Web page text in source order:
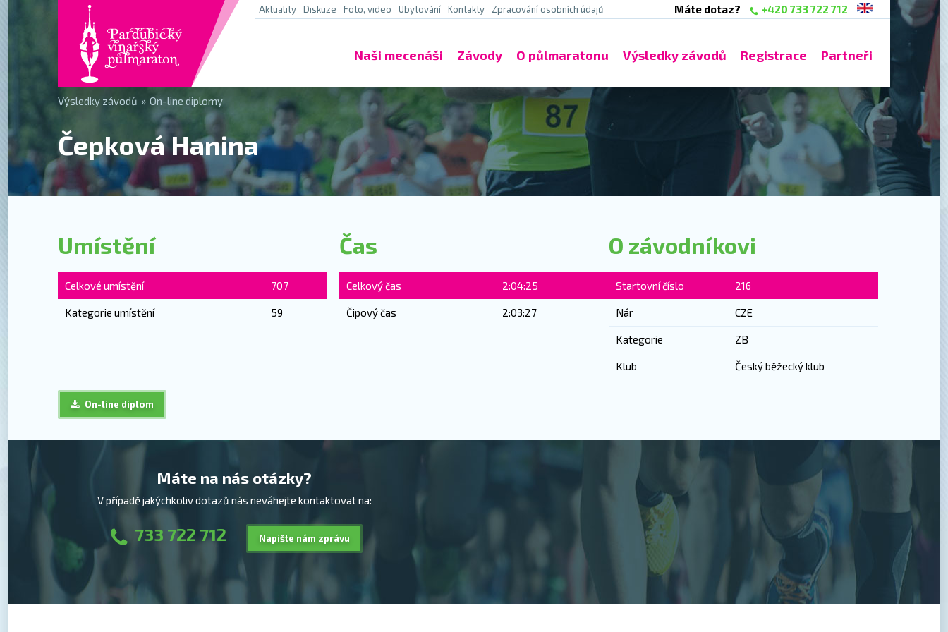
Máte dotaz? +420 733 722 712
Aktuality Diskuze Foto, video Ubytování Kontakty Zpracování osobních údajů
Naši mecenáši Závody O půlmaratonu Výsledky závodů Registrace Partneři
Výsledky závodů » On-line diplomy
Čepková Hanina
Umístění
Celkové umístění 707
Kategorie umístění 59
Čas
Celkový čas 2:04:25
Čipový čas 2:03:27
O závodníkovi
Startovní číslo 216
Nár CZE
Kategorie ZB
Klub Český běžecký klub
On-line diplom
Máte na nás otázky?
V případě jakýchkoliv dotazů nás neváhejte kontaktovat na:
733 722 712 Napište nám zprávu